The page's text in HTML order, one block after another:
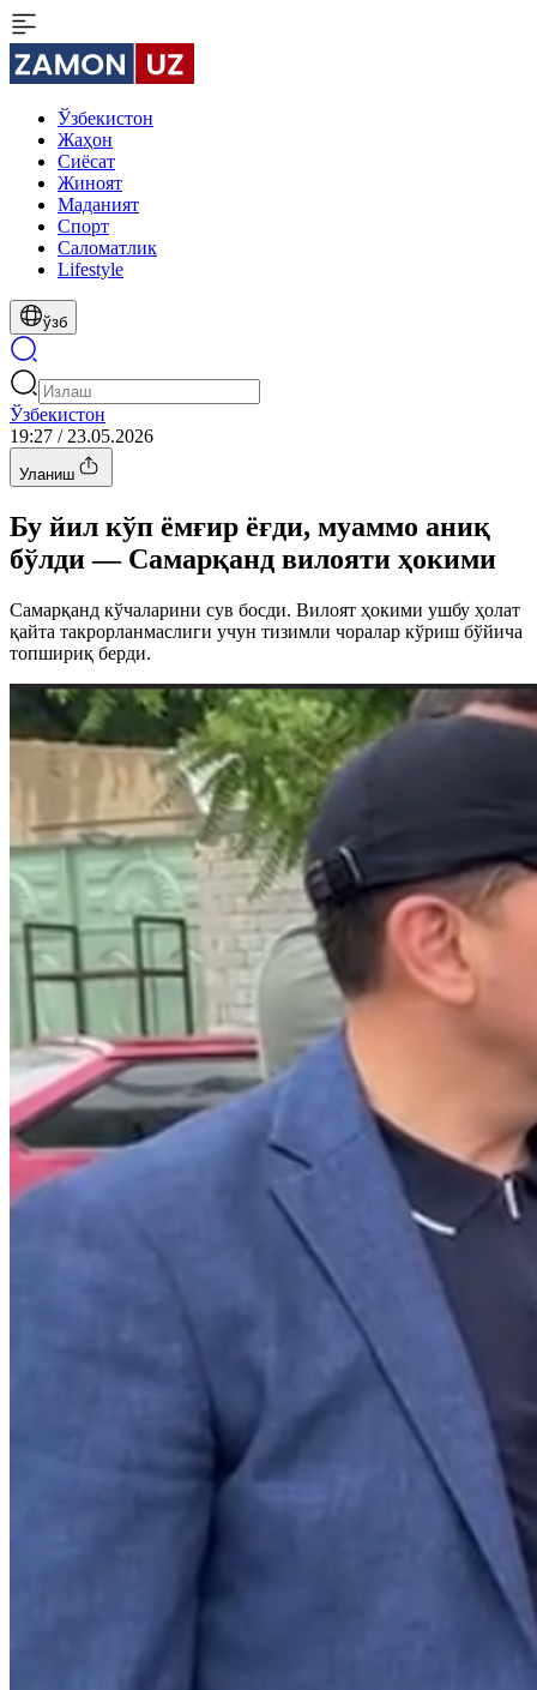
Ўзбекистон
Жаҳон
Сиёсат
Жиноят
Маданият
Спорт
Cаломатлик
Lifestyle
ўзб
Ўзбекистон
19:27 / 23.05.2026
Уланиш
Бу йил кўп ёмғир ёғди, муаммо аниқ
бўлди — Самарқанд вилояти ҳокими
Самарқанд кўчаларини сув босди. Вилоят ҳокими ушбу ҳолат
қайта такрорланмаслиги учун тизимли чоралар кўриш бўйича
топшириқ берди.